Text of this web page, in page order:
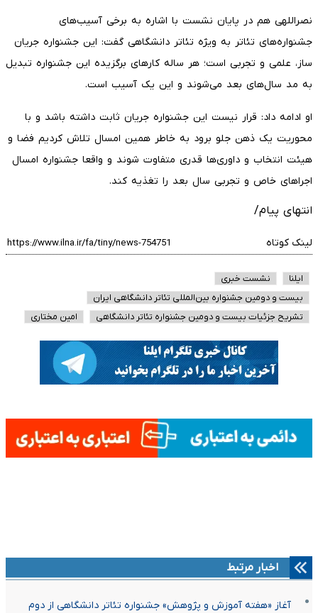
نصراللهی هم در پایان نشست با اشاره به برخی آسیب‌های
جشنواره‌های تئاتر به ویژه تئاتر دانشگاهی گفت: این جشنواره جریان
ساز،‌ علمی و تجربی است؛ هر ساله کارهای برگزیده این جشنواره تبدیل
به مد سال‌های بعد می‌شوند و این یک آسیب است.
او ادامه داد: قرار نیست این جشنواره جریان ثابت داشته باشد و با
محوریت یک ذهن جلو برود به خاطر همین امسال تلاش کردیم فضا و
هیئت انتخاب و داوری‌ها قدری متفاوت شوند و واقعا جشنواره امسال
اجراهای خاص و تجربی سال بعد را تغذیه کند.
انتهای پیام/
لینک کوتاه
ایلنا
نشست خبری
بیست و دومین جشنواره بین‌المللی تئاتر دانشگاهی ایران
تشریح جزئیات بیست و دومین جشنواره تئاتر دانشگاهی
امین مختاری
اخبار مرتبط
آغاز «هفته آموزش و پژوهش» جشنواره تئاتر دانشگاهی از دوم